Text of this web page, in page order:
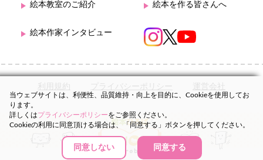
絵本教室のご紹介 絵本を作る皆さんへ
絵本作家インタビュー
利用規約 プライバシーポリシー 運営会社
当ウェブサイトは、利便性、品質維持・向上を目的に、Cookieを使用してお
ります。
詳しくはプライバシーポリシーをご参照ください。
Cookieの利用に同意頂ける場合は、「同意する」ボタンを押してください。
同意しない 同意する